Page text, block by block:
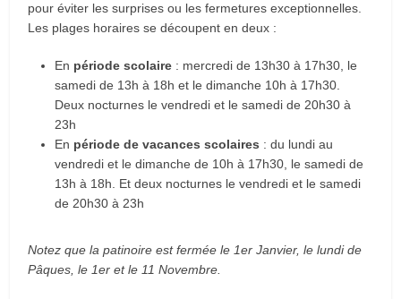
pour éviter les surprises ou les fermetures exceptionnelles.
Les plages horaires se découpent en deux :
En période scolaire : mercredi de 13h30 à 17h30, le
samedi de 13h à 18h et le dimanche 10h à 17h30.
Deux nocturnes le vendredi et le samedi de 20h30 à
23h
En période de vacances scolaires : du lundi au
vendredi et le dimanche de 10h à 17h30, le samedi de
13h à 18h. Et deux nocturnes le vendredi et le samedi
de 20h30 à 23h
Notez que la patinoire est fermée le 1er Janvier, le lundi de
Pâques, le 1er et le 11 Novembre.